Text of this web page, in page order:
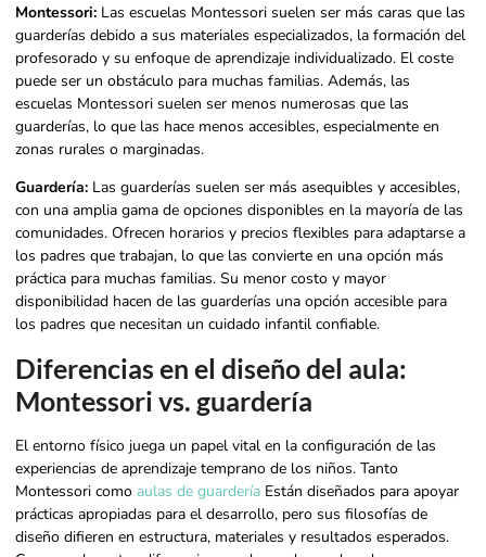
Montessori: Las escuelas Montessori suelen ser más caras que las
guarderías debido a sus materiales especializados, la formación del
profesorado y su enfoque de aprendizaje individualizado. El coste
puede ser un obstáculo para muchas familias. Además, las
escuelas Montessori suelen ser menos numerosas que las
guarderías, lo que las hace menos accesibles, especialmente en
zonas rurales o marginadas.
Guardería: Las guarderías suelen ser más asequibles y accesibles,
con una amplia gama de opciones disponibles en la mayoría de las
comunidades. Ofrecen horarios y precios flexibles para adaptarse a
los padres que trabajan, lo que las convierte en una opción más
práctica para muchas familias. Su menor costo y mayor
disponibilidad hacen de las guarderías una opción accesible para
los padres que necesitan un cuidado infantil confiable.
Diferencias en el diseño del aula:
Montessori vs. guardería
El entorno físico juega un papel vital en la configuración de las
experiencias de aprendizaje temprano de los niños. Tanto
Montessori como aulas de guardería Están diseñados para apoyar
prácticas apropiadas para el desarrollo, pero sus filosofías de
diseño difieren en estructura, materiales y resultados esperados.